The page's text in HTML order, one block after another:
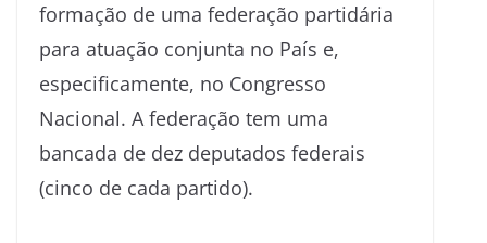
formação de uma federação partidária
para atuação conjunta no País e,
especificamente, no Congresso
Nacional. A federação tem uma
bancada de dez deputados federais
(cinco de cada partido).